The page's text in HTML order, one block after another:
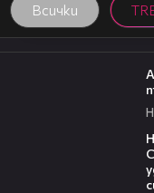
Всички
00:53